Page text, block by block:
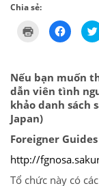
Chia sẻ:
Click
window)
Click
to
share
in
new
window)
Nếu bạn muốn
dẫn viên tình
khảo danh sách
Japan)
Foreigner
http://
Tổ chức này có các